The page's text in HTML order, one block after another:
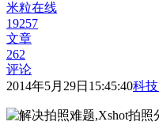
米粒在线
19257
文章
262
评论
2014年5月29日15:45:40科技